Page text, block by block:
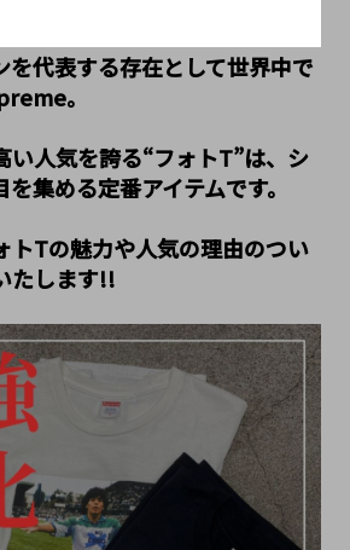
を代表する存在として世界中で
。
い人気を誇る“フォトT”は、シ
集める定番アイテムです。
トTの魅力や人気の理由のつい
たします!!